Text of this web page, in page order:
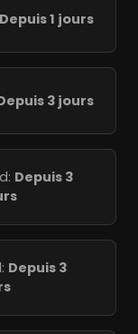
Depuis 1 jours
3 jours
Depuis 3
Depuis 3